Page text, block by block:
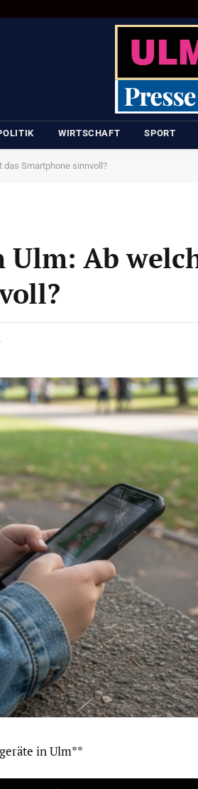
WIRTSCHAFT SPORT
das Smartphone sinnvoll?
Ulm: Ab
in Ulm**